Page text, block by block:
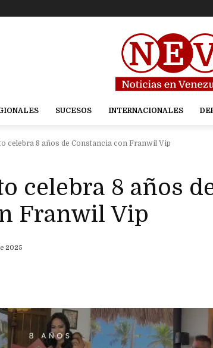
SUCESOS INTERNACIONALES
celebra 8 años de Constancia con Franwil Vip
celebra 8 años
Franwil Vip
2025